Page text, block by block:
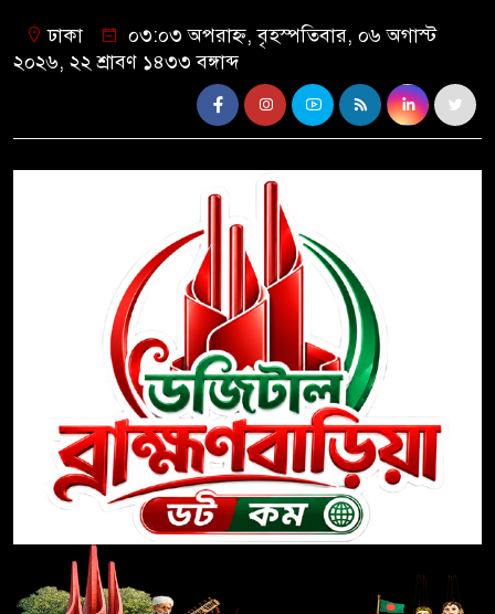
ঢাকা
০৩:০৩ অপরাহ্ন, বৃহস্পতিবার, ০৬ অগাস্ট
২০২৬, ২২ শ্রাবণ ১৪৩৩ বঙ্গাব্দ